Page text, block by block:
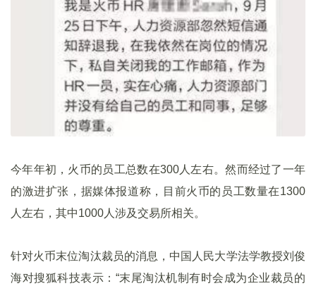
今年年初，火币的员工总数在300人左右。然而经过了一年
的激进扩张，据媒体报道称，目前火币的员工数量在1300
人左右，其中1000人涉及交易所相关。
针对火币末位淘汰裁员的消息，中国人民大学法学教授刘俊
海对搜狐科技表示：“末尾淘汰机制有时会成为企业裁员的